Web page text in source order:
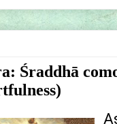
Śraddhā